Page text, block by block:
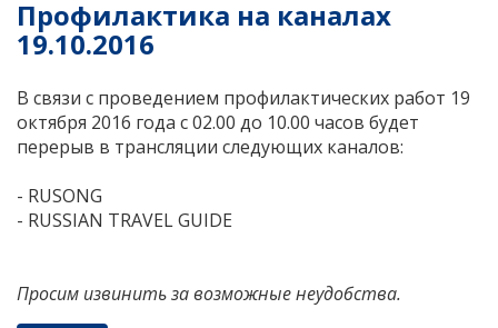
Профилактика на каналах
19.10.2016
В связи с проведением профилактических работ 19
октября 2016 года с 02.00 до 10.00 часов будет
перерыв в трансляции следующих каналов:
- RUSONG
- RUSSIAN TRAVEL GUIDE
Просим извинить за возможные неудобства.